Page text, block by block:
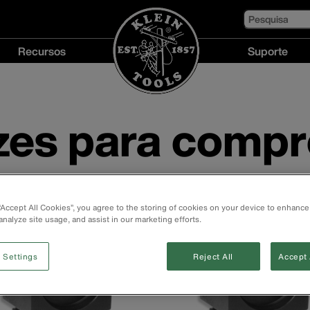
Pesquisa
Recursos Suporte
para
All Cookies”, you agree to the storing of cookies on your device to
site usage, and assist in our marketing efforts.
Settings Reject All Accept